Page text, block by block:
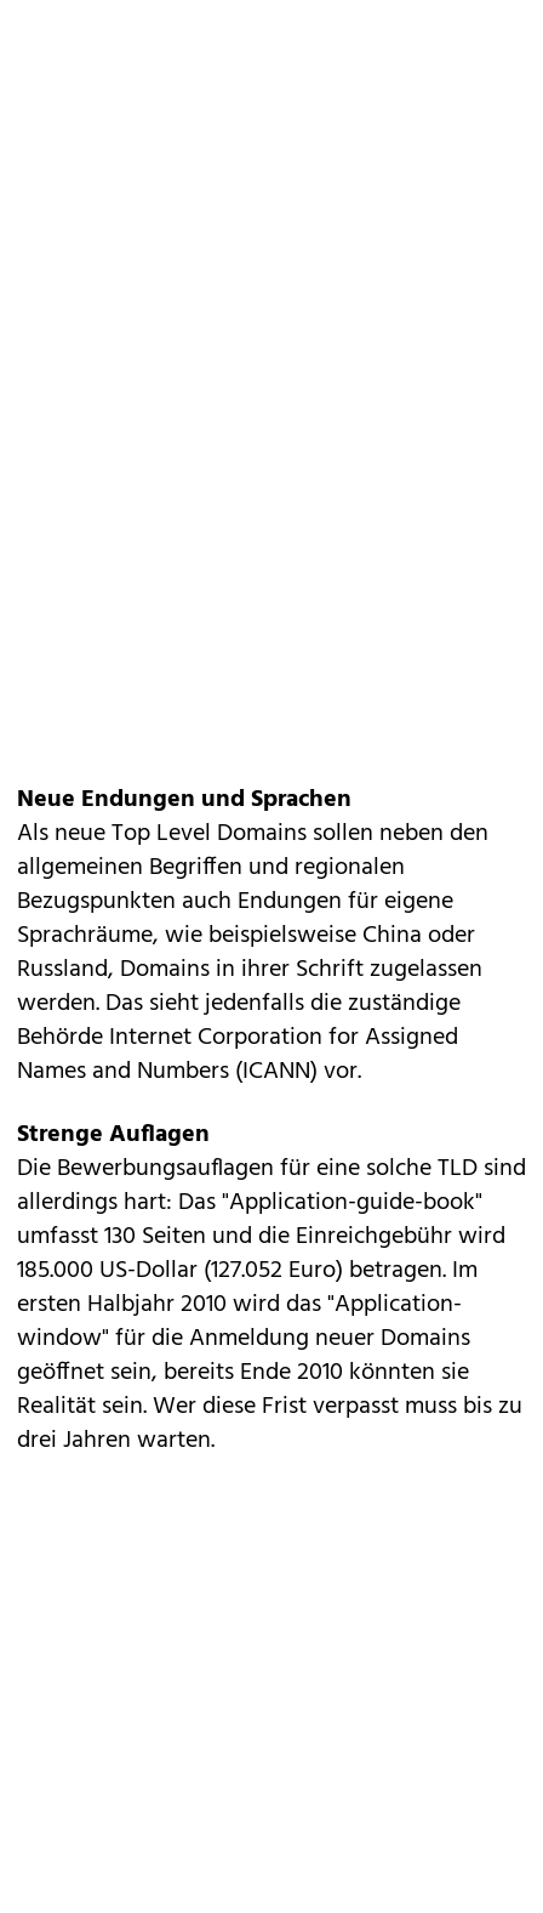
Neue Endungen und Sprachen
Als neue Top Level Domains sollen neben den
allgemeinen Begriffen und regionalen
Bezugspunkten auch Endungen für eigene
Sprachräume, wie beispielsweise China oder
Russland, Domains in ihrer Schrift zugelassen
werden. Das sieht jedenfalls die zuständige
Behörde Internet Corporation for Assigned
Names and Numbers (ICANN) vor.
Strenge Auflagen
Die Bewerbungsauflagen für eine solche TLD sind
allerdings hart: Das "Application-guide-book"
umfasst 130 Seiten und die Einreichgebühr wird
185.000 US-Dollar (127.052 Euro) betragen. Im
ersten Halbjahr 2010 wird das "Application-
window" für die Anmeldung neuer Domains
geöffnet sein, bereits Ende 2010 könnten sie
Realität sein. Wer diese Frist verpasst muss bis zu
drei Jahren warten.